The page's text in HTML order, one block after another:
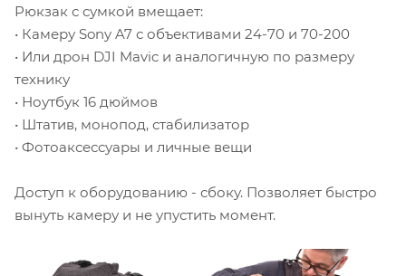
Рюкзак с сумкой вмещает:
• Камеру Sony A7 с объективами 24-70 и 70-200
• Или дрон DJI Mavic и аналогичную по размеру
технику
• Ноутбук 16 дюймов
• Штатив, монопод, стабилизатор
• Фотоаксессуары и личные вещи
Доступ к оборудованию - сбоку. Позволяет быстро
вынуть камеру и не упустить момент.